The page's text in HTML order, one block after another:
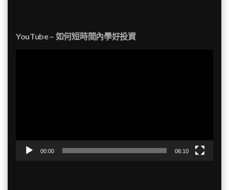
YouTube – 如何短時間內學好投資
00:00 06:10